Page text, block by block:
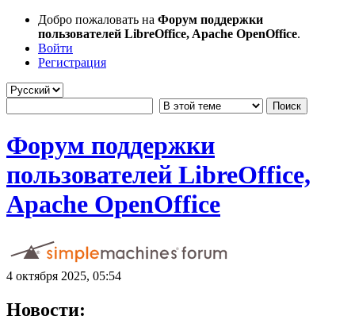
Добро пожаловать на Форум поддержки
пользователей LibreOffice, Apache OpenOffice.
Войти
Регистрация
Форум поддержки
пользователей LibreOffice,
Apache OpenOffice
4 октября 2025, 05:54
Новости: